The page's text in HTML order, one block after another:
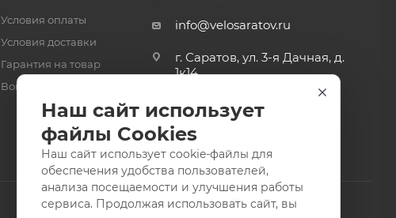
Условия оплаты
Условия доставки
Гарантия на товар
Вопрос-ответ
info@velosaratov.ru
г. Саратов, ул. 3-я Дачная, д.
1к14
Наш сайт использует
файлы Cookies
Наш сайт использует cookie-файлы для
обеспечения удобства пользователей,
анализа посещаемости и улучшения работы
сервиса. Продолжая использовать сайт, вы